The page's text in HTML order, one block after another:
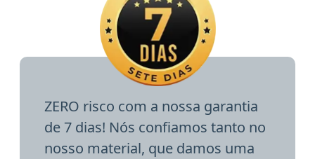
ZERO risco com a nossa garantia
de 7 dias! Nós confiamos tanto no
nosso material, que damos uma